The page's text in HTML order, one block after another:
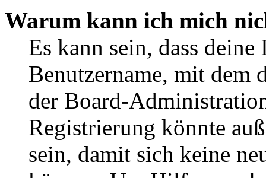
Warum kann ich mich
Es kann sein, dass
Benutzername, mit dem
der Board-
Registrierung könnte
sein, damit sich keine